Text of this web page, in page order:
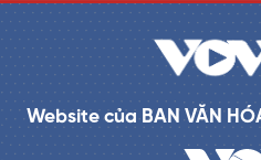
Website của BAN VĂN